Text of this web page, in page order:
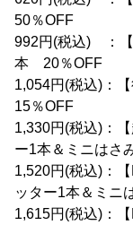
50％OFF
992円(税込) ：【
本 20％OFF
1,054円(税込)：
15％OFF
1,330円(税込)：
ー1本＆ミニは
1,520円(税込)：
ッター1本＆ミ
1,615円(税込)：